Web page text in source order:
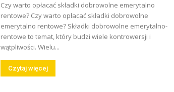
Czy warto opłacać składki dobrowolne emerytalno
rentowe? Czy warto opłacać składki dobrowolne
emerytalno rentowe? Składki dobrowolne emerytalno-
rentowe to temat, który budzi wiele kontrowersji i
wątpliwości. Wielu...
Czytaj więcej